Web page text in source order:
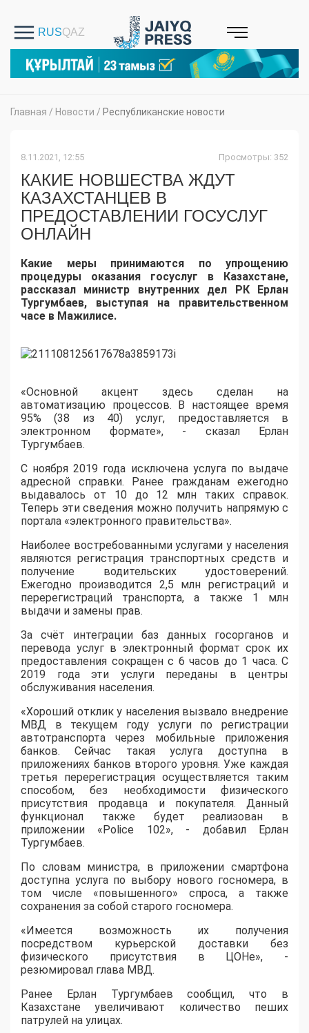
Главная / Новости / Республиканские новости
8.11.2021, 12:55 Просмотры: 352
КАКИЕ НОВШЕСТВА ЖДУТ
КАЗАХСТАНЦЕВ В
ПРЕДОСТАВЛЕНИИ ГОСУСЛУГ
ОНЛАЙН
Какие меры принимаются по упрощению
процедуры оказания госуслуг в Казахстане,
рассказал министр внутренних дел РК Ерлан
Тургумбаев, выступая на правительственном
часе в Мажилисе.
«Основной акцент здесь сделан на
автоматизацию процессов. В настоящее время
95% (38 из 40) услуг, предоставляется в
электронном формате», - сказал Ерлан
Тургумбаев.
С ноября 2019 года исключена услуга по выдаче
адресной справки. Ранее гражданам ежегодно
выдавалось от 10 до 12 млн таких справок.
Теперь эти сведения можно получить напрямую с
портала «электронного правительства».
Наиболее востребованными услугами у населения
являются регистрация транспортных средств и
получение водительских удостоверений.
Ежегодно производится 2,5 млн регистраций и
перерегистраций транспорта, а также 1 млн
выдачи и замены прав.
За счёт интеграции баз данных госорганов и
перевода услуг в электронный формат срок их
предоставления сокращен с 6 часов до 1 часа. С
2019 года эти услуги переданы в центры
обслуживания населения.
«Хороший отклик у населения вызвало внедрение
МВД в текущем году услуги по регистрации
автотранспорта через мобильные приложения
банков. Сейчас такая услуга доступна в
приложениях банков второго уровня. Уже каждая
третья перерегистрация осуществляется таким
способом, без необходимости физического
присутствия продавца и покупателя. Данный
функционал также будет реализован в
приложении «Police 102», - добавил Ерлан
Тургумбаев.
По словам министра, в приложении смартфона
доступна услуга по выбору нового госномера, в
том числе «повышенного» спроса, а также
сохранения за собой старого госномера.
«Имеется возможность их получения
посредством курьерской доставки без
физического присутствия в ЦОНе», -
резюмировал глава МВД.
Ранее Ерлан Тургумбаев сообщил, что в
Казахстане увеличивают количество пеших
патрулей на улицах.